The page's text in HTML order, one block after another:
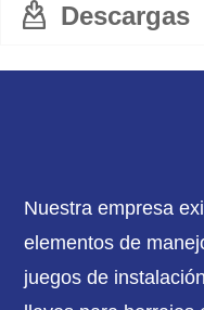
Descargas
Nuestra empresa
elementos de
juegos de